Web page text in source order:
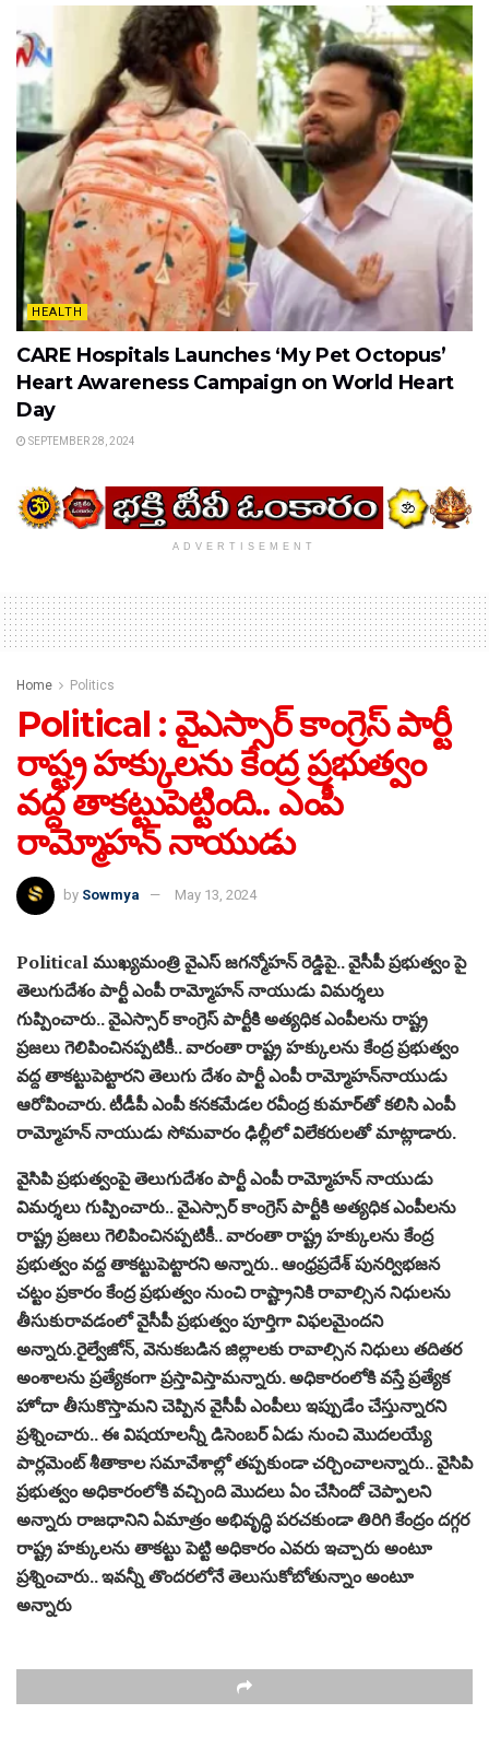
HEALTH
CARE Hospitals Launches ‘My Pet Octopus’
Heart Awareness Campaign on World Heart
Day
SEPTEMBER 28, 2024
ADVERTISEMENT
Home Politics
Political : వైఎస్సార్ కాంగ్రెస్ పార్టీ
రాష్ట్ర హక్కులను కేంద్ర ప్రభుత్వం
వద్ద తాకట్టుపెట్టింది.. ఎంపీ
రామ్మోహన్ నాయుడు
by Sowmya May 13, 2024
Political ముఖ్యమంత్రి వైఎస్ జగన్మోహన్ రెడ్డిపై.. వైసీపీ ప్రభుత్వం పై
తెలుగుదేశం పార్టీ ఎంపీ రామ్మోహన్ నాయుడు విమర్శలు
గుప్పించారు.. వైఎస్సార్ కాంగ్రెస్ పార్టీకి అత్యధిక ఎంపీలను రాష్ట్ర
ప్రజలు గెలిపించినప్పటికీ.. వారంతా రాష్ట్ర హక్కులను కేంద్ర ప్రభుత్వం
వద్ద తాకట్టుపెట్టారని తెలుగు దేశం పార్టీ ఎంపీ రామ్మోహన్‌నాయుడు
ఆరోపించారు. టీడీపీ ఎంపీ కనకమేడల రవీంద్ర కుమార్‌తో కలిసి ఎంపీ
రామ్మోహన్ నాయుడు సోమవారం ఢిల్లీలో విలేకరులతో మాట్లాడారు.
వైసిపి ప్రభుత్వంపై తెలుగుదేశం పార్టీ ఎంపీ రామ్మోహన్ నాయుడు
విమర్శలు గుప్పించారు.. వైఎస్సార్ కాంగ్రెస్ పార్టీకి అత్యధిక ఎంపీలను
రాష్ట్ర ప్రజలు గెలిపించినప్పటికీ.. వారంతా రాష్ట్ర హక్కులను కేంద్ర
ప్రభుత్వం వద్ద తాకట్టుపెట్టారని అన్నారు.. ఆంధ్రప్రదేశ్ పునర్విభజన
చట్టం ప్రకారం కేంద్ర ప్రభుత్వం నుంచి రాష్ట్రానికి రావాల్సిన నిధులను
తీసుకురావడంలో వైసీపీ ప్రభుత్వం పూర్తిగా విఫలమైందని
అన్నారు.రైల్వేజోన్‌, వెనుకబడిన జిల్లాలకు రావాల్సిన నిధులు తదితర
అంశాలను ప్రత్యేకంగా ప్రస్తావిస్తామన్నారు. అధికారంలోకి వస్తే ప్రత్యేక
హోదా తీసుకొస్తామని చెప్పిన వైసీపీ ఎంపీలు ఇప్పుడేం చేస్తున్నారని
ప్రశ్నించారు.. ఈ విషయాలన్నీ డిసెంబర్ ఏడు నుంచి మొదలయ్యే
పార్లమెంట్ శీతాకాల సమావేశాల్లో తప్పకుండా చర్చించాలన్నారు.. వైసిపి
ప్రభుత్వం అధికారంలోకి వచ్చింది మొదలు ఏం చేసిందో చెప్పాలని
అన్నారు రాజధానిని ఏమాత్రం అభివృద్ధి పరచకుండా తిరిగి కేంద్రం దగ్గర
రాష్ట్ర హక్కులను తాకట్టు పెట్టి అధికారం ఎవరు ఇచ్చారు అంటూ
ప్రశ్నించారు.. ఇవన్నీ తొందరలోనే తెలుసుకోబోతున్నాం అంటూ
అన్నారు